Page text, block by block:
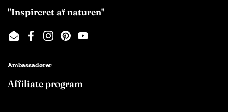
"Inspireret af naturen"
EmailFacebook
Instagram
PinterestYouTube
Ambassadører
Affiliate program